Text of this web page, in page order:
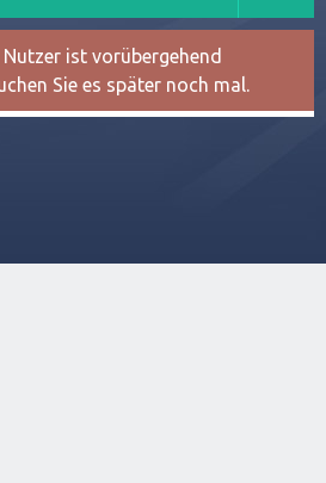
ist vorübergehend
Sie es später noch mal.